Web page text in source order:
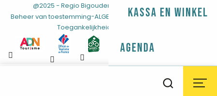
Kassa en winkel
Agenda
@2025 - Regio Bigouden Juridische informatie
Beheer van toestemming-ALGEMENE VOORWAARDEN -Kaart-
Toegankelijkheid: niet conform